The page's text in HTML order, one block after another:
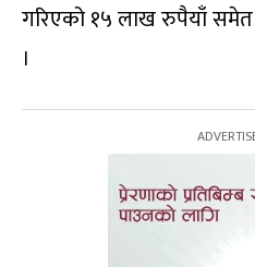
गरिएको १५ लाख रुपैयाँ
।